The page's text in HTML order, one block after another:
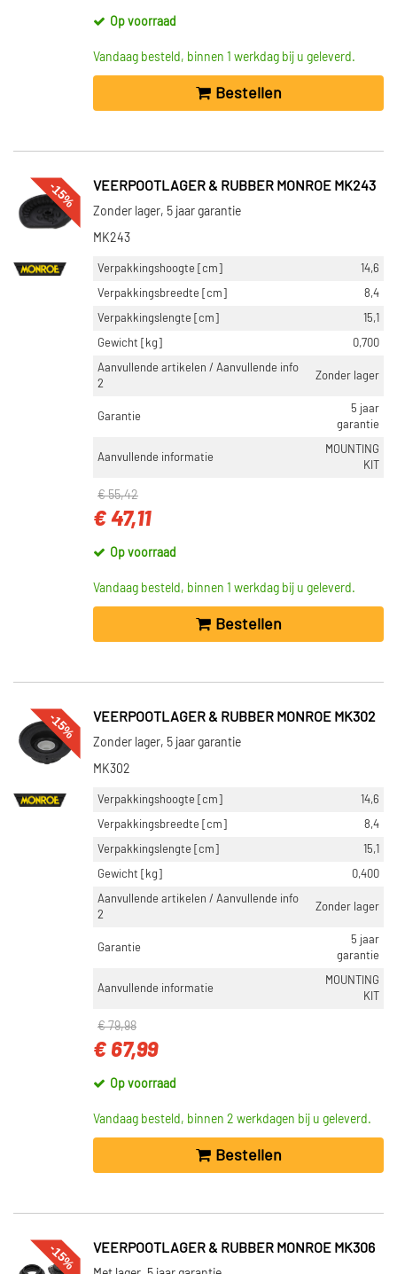
Op voorraad
Vandaag besteld, binnen 1 werkdag bij u geleverd.
Bestellen
-15% VEERPOOTLAGER & RUBBER MONROE MK243
Zonder lager, 5 jaar garantie
MK243
Verpakkingshoogte [cm]
14,6
Verpakkingsbreedte [cm]
8,4
Verpakkingslengte [cm]
15,1
Gewicht [kg]
0,700
Aanvullende artikelen / Aanvullende info
2
Zonder lager
Garantie
5 jaar
garantie
Aanvullende informatie
MOUNTING
KIT
€ 55,42
€ 47,11
Op voorraad
Vandaag besteld, binnen 1 werkdag bij u geleverd.
Bestellen
-15% VEERPOOTLAGER & RUBBER MONROE MK302
Zonder lager, 5 jaar garantie
MK302
Verpakkingshoogte [cm]
14,6
Verpakkingsbreedte [cm]
8,4
Verpakkingslengte [cm]
15,1
Gewicht [kg]
0,400
Aanvullende artikelen / Aanvullende info
2
Zonder lager
Garantie
5 jaar
garantie
Aanvullende informatie
MOUNTING
KIT
€ 79,98
€ 67,99
Op voorraad
Vandaag besteld, binnen 2 werkdagen bij u geleverd.
Bestellen
-15% VEERPOOTLAGER & RUBBER MONROE MK306